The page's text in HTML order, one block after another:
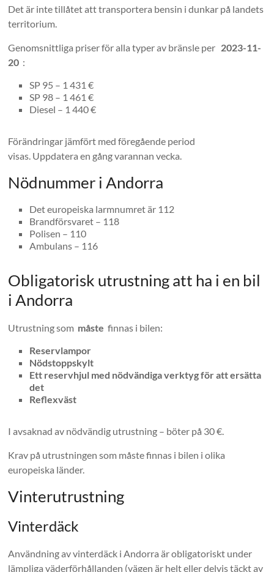
Det är inte tillåtet att transportera bensin i dunkar på landets
territorium.
Genomsnittliga priser för alla typer av bränsle per 2023-11-
20 :
SP 95 – 1 431 €
SP 98 – 1 461 €
Diesel – 1 440 €
Förändringar jämfört med föregående period
visas. Uppdatera en gång varannan vecka.
Nödnummer i Andorra
Det europeiska larmnumret är 112
Brandförsvaret – 118
Polisen – 110
Ambulans – 116
Obligatorisk utrustning att ha i en bil
i Andorra
Utrustning som måste finnas i bilen:
Reservlampor
Nödstoppskylt
Ett reservhjul med nödvändiga verktyg för att ersätta
det
Reflexväst
I avsaknad av nödvändig utrustning – böter på 30 €.
Krav på utrustningen som måste finnas i bilen i olika
europeiska länder.
Vinterutrustning
Vinterdäck
Användning av vinterdäck i Andorra är obligatoriskt under
lämpliga väderförhållanden (vägen är helt eller delvis täckt av